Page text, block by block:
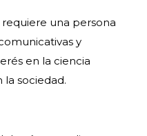
requiere una persona
y
en la ciencia
sociedad.